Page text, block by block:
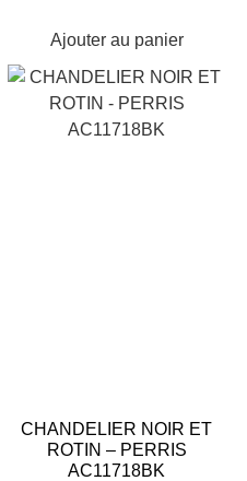
Ajouter au panier
CHANDELIER NOIR ET
ROTIN – PERRIS
AC11718BK